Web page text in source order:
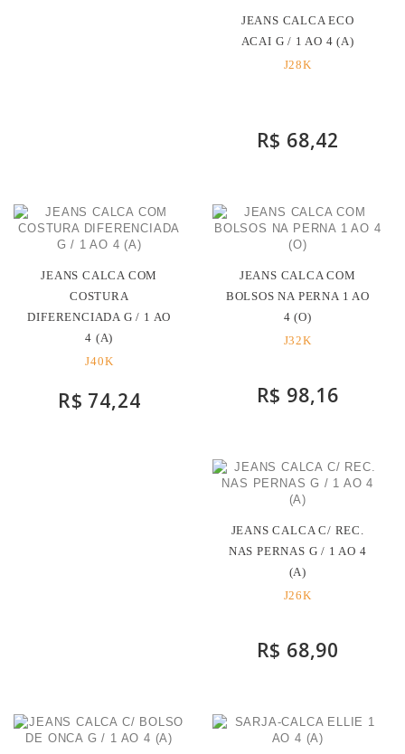
JEANS CALCA ECO
ACAI G / 1 AO 4 (A)
J28K
R$ 68,42
JEANS CALCA COM
COSTURA
DIFERENCIADA G / 1 AO
4 (A)
J40K
R$ 74,24
JEANS CALCA COM
BOLSOS NA PERNA 1 AO
4 (O)
J32K
R$ 98,16
JEANS CALCA C/ REC.
NAS PERNAS G / 1 AO 4
(A)
J26K
R$ 68,90